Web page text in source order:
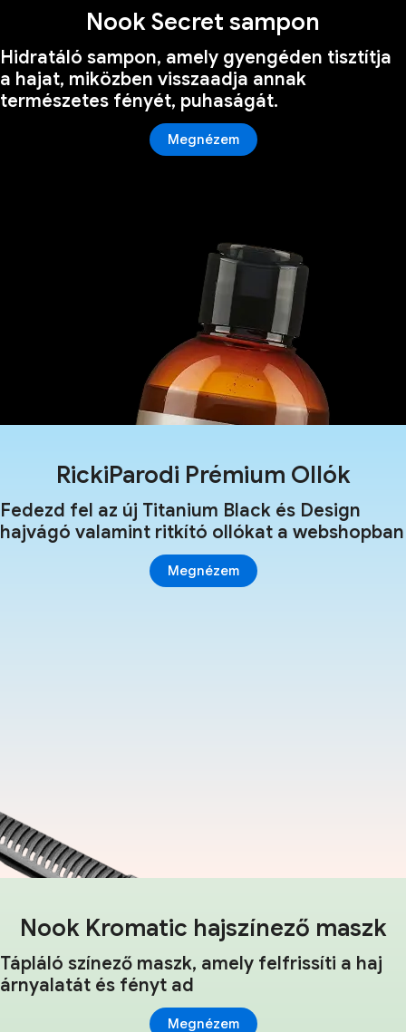
Nook Secret sampon
Hidratáló sampon, amely gyengéden tisztítja
a hajat, miközben visszaadja annak
természetes fényét, puhaságát.
Megnézem
RickiParodi Prémium Ollók
Fedezd fel az új Titanium Black és Design
hajvágó valamint ritkító ollókat a webshopban
Megnézem
Nook Kromatic hajszínező maszk
Tápláló színező maszk, amely felfrissíti a haj
árnyalatát és fényt ad
Megnézem